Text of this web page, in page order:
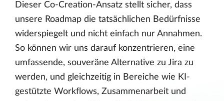
Dieser Co-Creation-Ansatz stellt sicher, dass
unsere Roadmap die tatsächlichen Bedürfnisse
widerspiegelt und nicht einfach nur Annahmen.
So können wir uns darauf konzentrieren, eine
umfassende, souveräne Alternative zu Jira zu
werden, und gleichzeitig in Bereiche wie KI-
gestützte Workflows, Zusammenarbeit und